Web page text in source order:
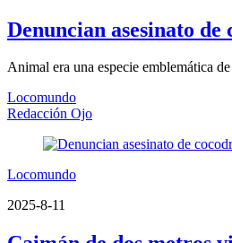
Denuncian asesinato
Animal era una especie emblemática
Locomundo
Redacción Ojo
Locomundo
2025-8-11